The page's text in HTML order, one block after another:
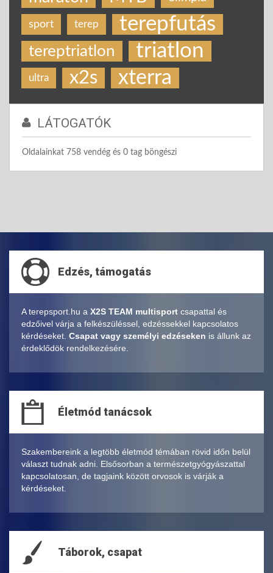
sport terep terepfutás
tereptriatlon triatlon
ultra x2s xterra
LÁTOGATÓK
Oldalainkat 758 vendég és 0 tag böngészi
Edzés, támogatás
A terepsport.hu a X2S TEAM multisport csapattal és
edzőivel várja a felkészüléssel, edzéssekkel kapcsolatos
kérdéseket. Csapat vagy személyi edzéseken is állunk az
érdeklődök rendelkezésére.
Életmód tanácsok
Szakembereink a legtöbb életmód témában rövid időn belül
választ tudnak adni. Elsősorban a természetgyógyászattal
kapcsolatosan, de tagjaink között orvosok is várják a
kérdéseket.
Táborok, csapat